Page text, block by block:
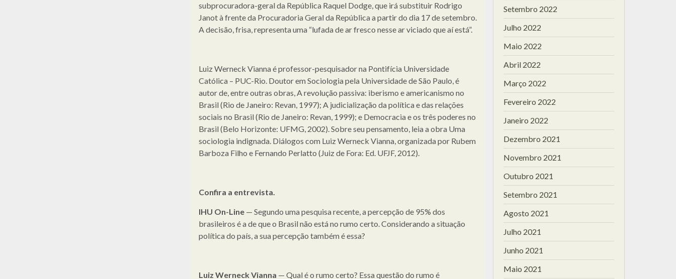
subprocuradora-geral da República Raquel Dodge, que irá substituir Rodrigo
Janot à frente da Procuradoria Geral da República a partir do dia 17 de setembro.
A decisão, frisa, representa uma “lufada de ar fresco nesse ar viciado que aí está”.
Luiz Werneck Vianna é professor-pesquisador na Pontifícia Universidade
Católica – PUC-Rio. Doutor em Sociologia pela Universidade de São Paulo, é
autor de, entre outras obras, A revolução passiva: iberismo e americanismo no
Brasil (Rio de Janeiro: Revan, 1997); A judicialização da política e das relações
sociais no Brasil (Rio de Janeiro: Revan, 1999); e Democracia e os três poderes no
Brasil (Belo Horizonte: UFMG, 2002). Sobre seu pensamento, leia a obra Uma
sociologia indignada. Diálogos com Luiz Werneck Vianna, organizada por Rubem
Barboza Filho e Fernando Perlatto (Juiz de Fora: Ed. UFJF, 2012).
Confira a entrevista.
IHU On-Line — Segundo uma pesquisa recente, a percepção de 95% dos
brasileiros é a de que o Brasil não está no rumo certo. Considerando a situação
política do país, a sua percepção também é essa?
Luiz Werneck Vianna — Qual é o rumo certo? Essa questão do rumo é
Setembro 2022
Julho 2022
Maio 2022
Abril 2022
Março 2022
Fevereiro 2022
Janeiro 2022
Dezembro 2021
Novembro 2021
Outubro 2021
Setembro 2021
Agosto 2021
Julho 2021
Junho 2021
Maio 2021